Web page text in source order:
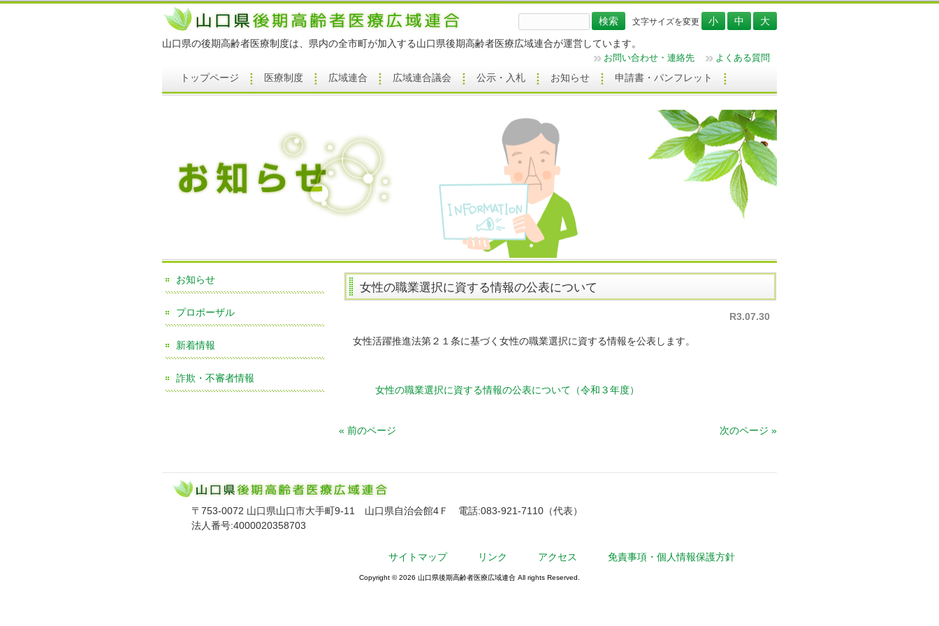
文字サイズを変更
検
索:
山口県の後期高齢者医療制度は、県内の全市町が加入する山口県後期高齢者医療広域連合が運営しています。
お問い合わせ・連絡先 よくある質問
トップページ 医療制度 広域連合 広域連合議会 公示・入札 お知らせ 申請書・パンフレット
女性の職業選択に資する情報の公表について
R3.07.30
女性活躍推進法第２１条に基づく女性の職業選択に資する情報を公表します。
女性の職業選択に資する情報の公表について（令和３年度）
« 前のページ 次のページ »
お知らせ
プロポーザル
新着情報
詐欺・不審者情報
〒753-0072 山口県山口市大手町9-11 山口県自治会館4Ｆ 電話:083-921-7110（代表）
法人番号:4000020358703
サイトマップ リンク アクセス 免責事項・個人情報保護方針
Copyright © 2026 山口県後期高齢者医療広域連合 All rights Reserved.